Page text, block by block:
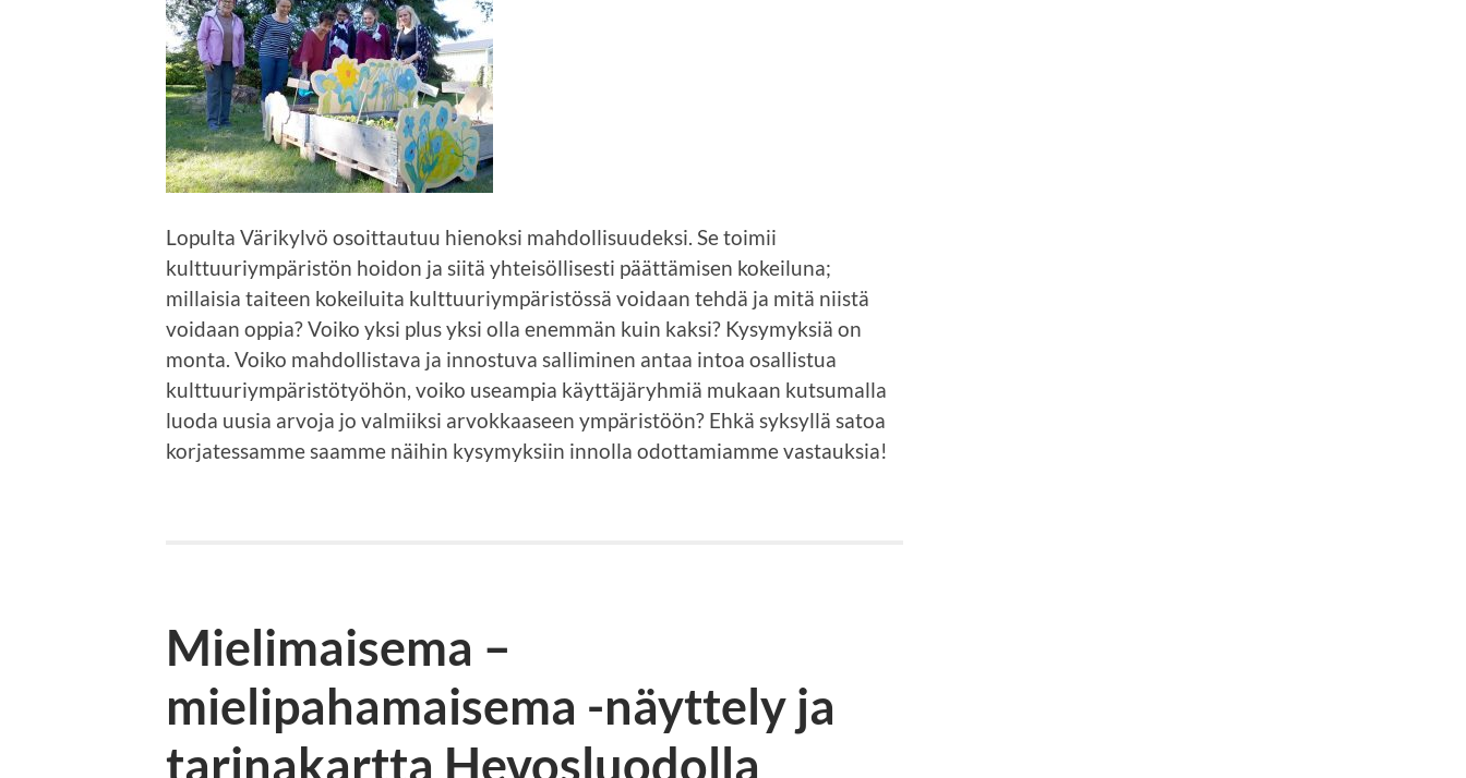
Lopulta Värikylvö osoittautuu hienoksi mahdollisuudeksi. Se toimii
kulttuuriympäristön hoidon ja siitä yhteisöllisesti päättämisen kokeiluna;
millaisia taiteen kokeiluita kulttuuriympäristössä voidaan tehdä ja mitä niistä
voidaan oppia? Voiko yksi plus yksi olla enemmän kuin kaksi? Kysymyksiä on
monta. Voiko mahdollistava ja innostuva salliminen antaa intoa osallistua
kulttuuriympäristötyöhön, voiko useampia käyttäjäryhmiä mukaan kutsumalla
luoda uusia arvoja jo valmiiksi arvokkaaseen ympäristöön? Ehkä syksyllä satoa
korjatessamme saamme näihin kysymyksiin innolla odottamiamme vastauksia!
Mielimaisema –
mielipahamaisema -näyttely ja
tarinakartta Hevosluodolla